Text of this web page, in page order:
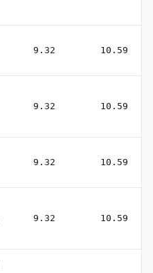
9.32 10.59
9.32 10.59
9.32 10.59
9.32 10.59